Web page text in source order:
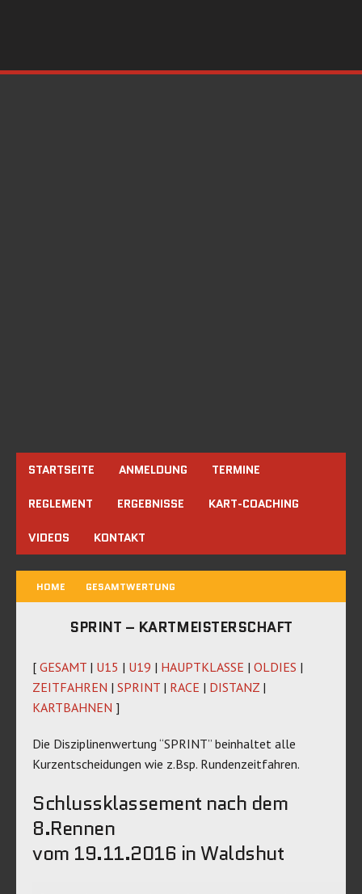
STARTSEITE ANMELDUNG TERMINE
REGLEMENT ERGEBNISSE KART-COACHING
VIDEOS KONTAKT
HOME GESAMTWERTUNG
SPRINT – KARTMEISTERSCHAFT
[ GESAMT | U15 | U19 | HAUPTKLASSE | OLDIES |
ZEITFAHREN | SPRINT | RACE | DISTANZ |
KARTBAHNEN ]
Die Disziplinenwertung “SPRINT” beinhaltet alle
Kurzentscheidungen wie z.Bsp. Rundenzeitfahren.
Schlussklassement nach dem
8.Rennen
vom 19.11.2016 in Waldshut